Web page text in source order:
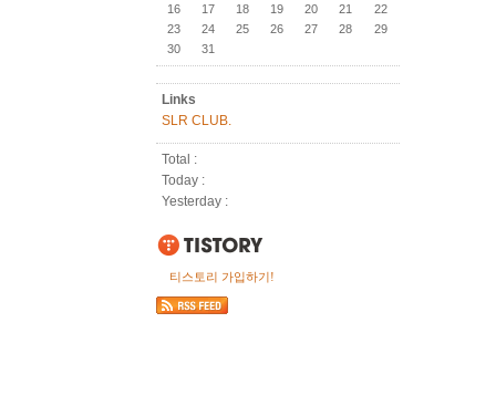
16
17 18 19 20 21
22
23
24 25 26 27 28
29
30
31
Links
SLR CLUB.
Total :
Today :
Yesterday :
티스토리 가입하기!